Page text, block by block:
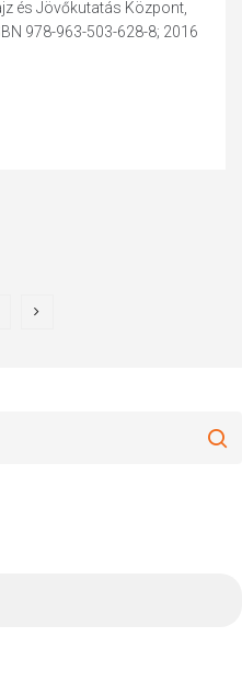
és Jövőkutatás Központ,
978-963-503-628-8; 2016